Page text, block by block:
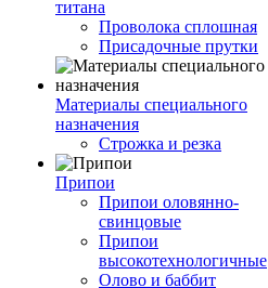
титана
Проволока сплошная
Присадочные прутки
Материалы специального
назначения
Строжка и резка
Припои
Припои оловянно-
свинцовые
Припои
высокотехнологичные
Олово и баббит